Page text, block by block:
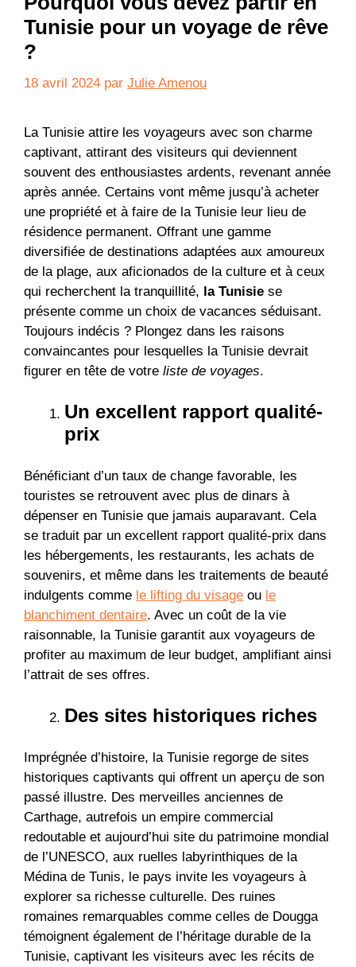
Tunisie pour un voyage de rêve
?
18 avril 2024 par Julie Amenou
La Tunisie attire les voyageurs avec son charme
captivant, attirant des visiteurs qui deviennent
souvent des enthousiastes ardents, revenant année
après année. Certains vont même jusqu’à acheter
une propriété et à faire de la Tunisie leur lieu de
résidence permanent. Offrant une gamme
diversifiée de destinations adaptées aux amoureux
de la plage, aux aficionados de la culture et à ceux
qui recherchent la tranquillité, la Tunisie se
présente comme un choix de vacances séduisant.
Toujours indécis ? Plongez dans les raisons
convaincantes pour lesquelles la Tunisie devrait
figurer en tête de votre liste de voyages.
Un excellent rapport qualité-
prix
Bénéficiant d’un taux de change favorable, les
touristes se retrouvent avec plus de dinars à
dépenser en Tunisie que jamais auparavant. Cela
se traduit par un excellent rapport qualité-prix dans
les hébergements, les restaurants, les achats de
souvenirs, et même dans les traitements de beauté
indulgents comme le lifting du visage ou le
blanchiment dentaire. Avec un coût de la vie
raisonnable, la Tunisie garantit aux voyageurs de
profiter au maximum de leur budget, amplifiant ainsi
l’attrait de ses offres.
Des sites historiques riches
Imprégnée d’histoire, la Tunisie regorge de sites
historiques captivants qui offrent un aperçu de son
passé illustre. Des merveilles anciennes de
Carthage, autrefois un empire commercial
redoutable et aujourd’hui site du patrimoine mondial
de l’UNESCO, aux ruelles labyrinthiques de la
Médina de Tunis, le pays invite les voyageurs à
explorer sa richesse culturelle. Des ruines
romaines remarquables comme celles de Dougga
témoignent également de l’héritage durable de la
Tunisie, captivant les visiteurs avec les récits de